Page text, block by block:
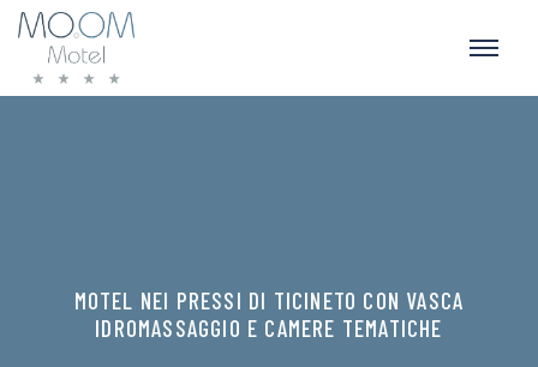
MOTEL NEI PRESSI DI TICINETO CON VASCA
IDROMASSAGGIO E CAMERE TEMATICHE